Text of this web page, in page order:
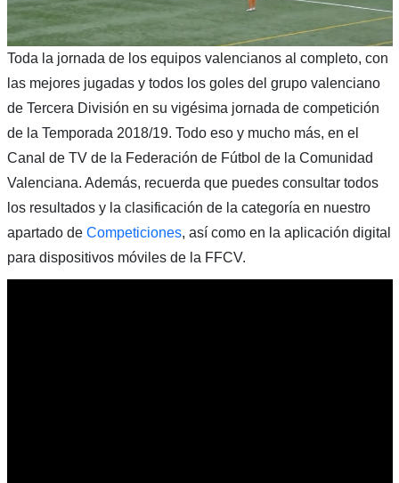
Toda la jornada de los equipos valencianos al completo, con
las mejores jugadas y todos los goles del grupo valenciano
de Tercera División en su vigésima jornada de competición
de la Temporada 2018/19. Todo eso y mucho más, en el
Canal de TV de la Federación de Fútbol de la Comunidad
Valenciana. Además, recuerda que puedes consultar todos
los resultados y la clasificación de la categoría en nuestro
apartado de Competiciones, así como en la aplicación digital
para dispositivos móviles de la FFCV.